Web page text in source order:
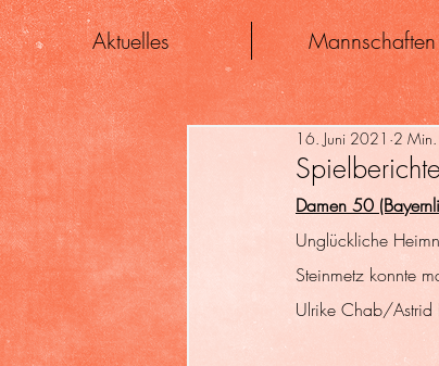
Aktuelles Mannschaften
Spielberichte
16. Juni 2021 2 Min.
Damen 50
Unglückliche
Steinmetz konnte
Ulrike Chab/Astrid